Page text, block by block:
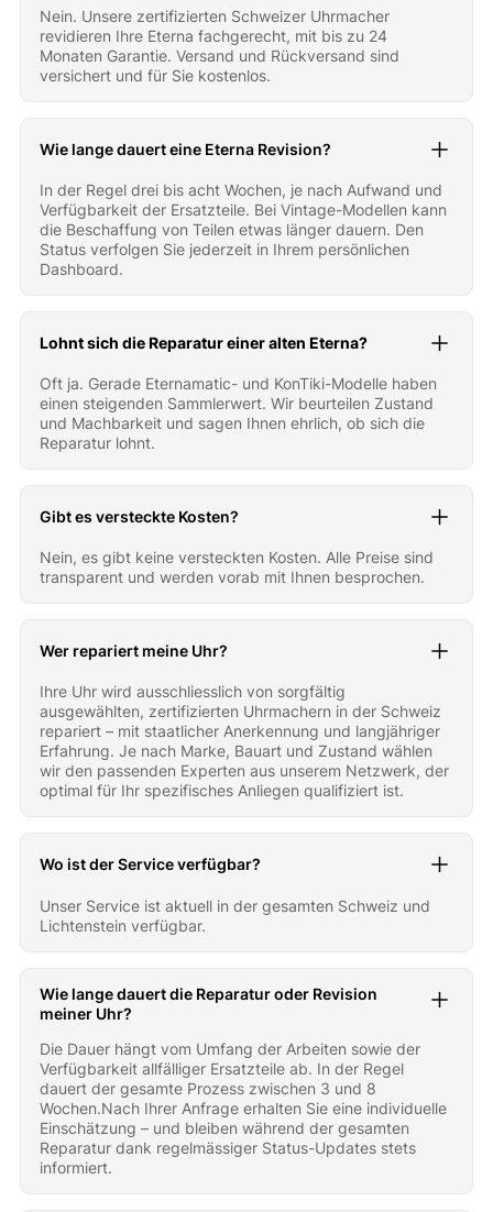
Nein. Unsere zertifizierten Schweizer Uhrmacher
revidieren Ihre Eterna fachgerecht, mit bis zu 24
Monaten Garantie. Versand und Rückversand sind
versichert und für Sie kostenlos.
Wie lange dauert eine Eterna Revision?
In der Regel drei bis acht Wochen, je nach Aufwand und
Verfügbarkeit der Ersatzteile. Bei Vintage-Modellen kann
die Beschaffung von Teilen etwas länger dauern. Den
Status verfolgen Sie jederzeit in Ihrem persönlichen
Dashboard.
Lohnt sich die Reparatur einer alten Eterna?
Oft ja. Gerade Eternamatic- und KonTiki-Modelle haben
einen steigenden Sammlerwert. Wir beurteilen Zustand
und Machbarkeit und sagen Ihnen ehrlich, ob sich die
Reparatur lohnt.
Gibt es versteckte Kosten?
Nein, es gibt keine versteckten Kosten. Alle Preise sind
transparent und werden vorab mit Ihnen besprochen.
Wer repariert meine Uhr?
Ihre Uhr wird ausschliesslich von sorgfältig
ausgewählten, zertifizierten Uhrmachern in der Schweiz
repariert – mit staatlicher Anerkennung und langjähriger
Erfahrung. Je nach Marke, Bauart und Zustand wählen
wir den passenden Experten aus unserem Netzwerk, der
optimal für Ihr spezifisches Anliegen qualifiziert ist.
Wo ist der Service verfügbar?
Unser Service ist aktuell in der gesamten Schweiz und
Lichtenstein verfügbar.
Wie lange dauert die Reparatur oder Revision
meiner Uhr?
Die Dauer hängt vom Umfang der Arbeiten sowie der
Verfügbarkeit allfälliger Ersatzteile ab. In der Regel
dauert der gesamte Prozess zwischen 3 und 8
Wochen.Nach Ihrer Anfrage erhalten Sie eine individuelle
Einschätzung – und bleiben während der gesamten
Reparatur dank regelmässiger Status-Updates stets
informiert.